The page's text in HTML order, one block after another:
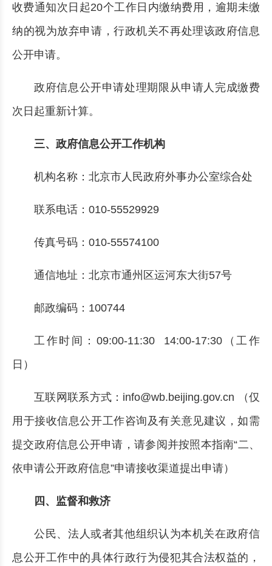
收费通知次日起20个工作日内缴纳费用，逾期未缴
纳的视为放弃申请，行政机关不再处理该政府信息
公开申请。
政府信息公开申请处理期限从申请人完成缴费
次日起重新计算。
三、政府信息公开工作机构
机构名称：北京市人民政府外事办公室综合处
联系电话：010-55529929
传真号码：010-55574100
通信地址：北京市通州区运河东大街57号
邮政编码：100744
工作时间：09:00-11:30 14:00-17:30（工作
日）
互联网联系方式：info@wb.beijing.gov.cn （仅
用于接收信息公开工作咨询及有关意见建议，如需
提交政府信息公开申请，请参阅并按照本指南“二、
依申请公开政府信息”申请接收渠道提出申请）
四、监督和救济
公民、法人或者其他组织认为本机关在政府信
息公开工作中的具体行政行为侵犯其合法权益的，